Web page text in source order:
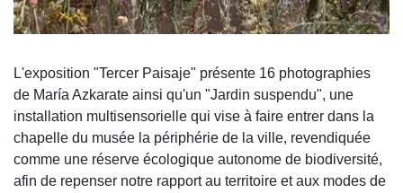
L'exposition "Tercer Paisaje" présente 16 photographies
de María Azkarate ainsi qu'un "Jardin suspendu", une
installation multisensorielle qui vise à faire entrer dans la
chapelle du musée la périphérie de la ville, revendiquée
comme une réserve écologique autonome de biodiversité,
afin de repenser notre rapport au territoire et aux modes de